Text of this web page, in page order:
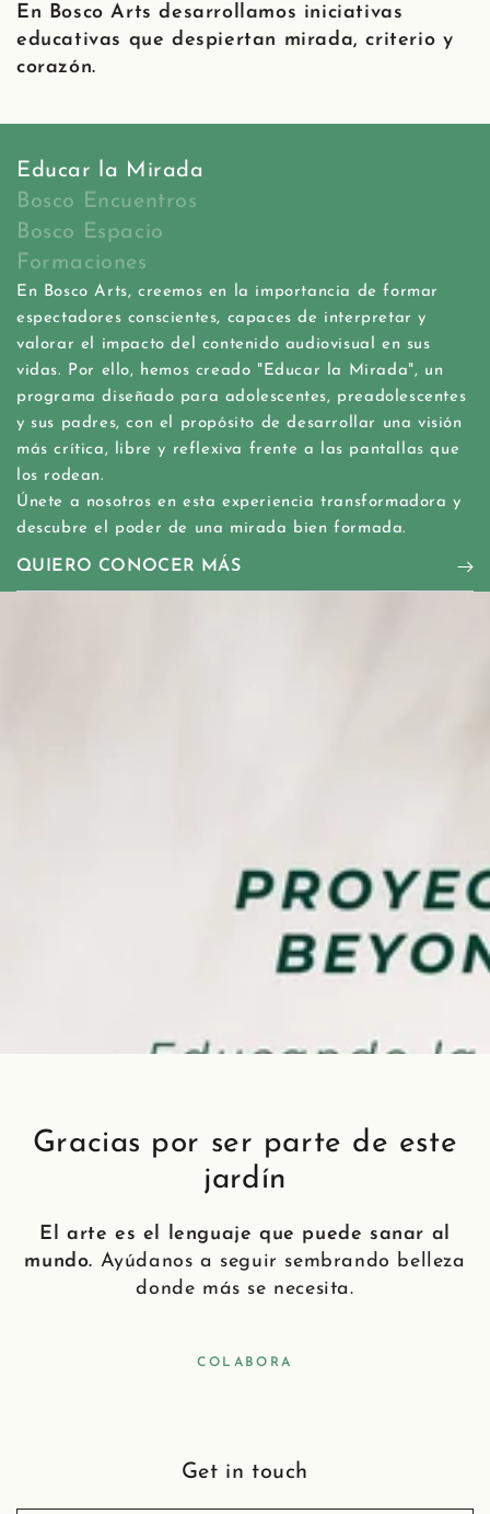
En Bosco Arts desarrollamos iniciativas
educativas que despiertan mirada, criterio y
corazón.
Educar la Mirada
Bosco Encuentros
Bosco Espacio
Formaciones
En Bosco Arts, creemos en la importancia de formar
espectadores conscientes, capaces de interpretar y
valorar el impacto del contenido audiovisual en sus
vidas. Por ello, hemos creado "Educar la Mirada", un
programa diseñado para adolescentes, preadolescentes
y sus padres, con el propósito de desarrollar una visión
más crítica, libre y reflexiva frente a las pantallas que
los rodean.
Únete a nosotros en esta experiencia transformadora y
descubre el poder de una mirada bien formada.
QUIERO CONOCER MÁS
Gracias por ser parte de este
jardín
El arte es el lenguaje que puede sanar al
mundo. Ayúdanos a seguir sembrando belleza
donde más se necesita.
COLABORA
Get in touch